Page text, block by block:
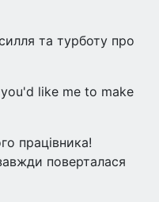
та турботу про
like me to make
працівника!
поверталася